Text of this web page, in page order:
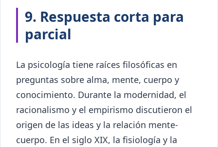
9. Respuesta corta para
parcial
La psicología tiene raíces filosóficas en
preguntas sobre alma, mente, cuerpo y
conocimiento. Durante la modernidad, el
racionalismo y el empirismo discutieron el
origen de las ideas y la relación mente-
cuerpo. En el siglo XIX, la fisiología y la